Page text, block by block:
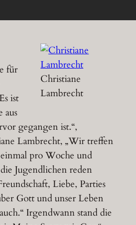
Christiane
Lambrecht
für
ist
aus
gegangen ist.“,
Lambrecht, „Wir treffen
pro Woche und
Jugendlichen reden
Liebe, Parties
Gott und unser Leben
Irgendwann stand die